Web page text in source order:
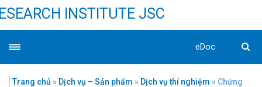
INSTITUTE JSC
eDoc
Trang chủ » Dịch vụ – Sản phẩm » Dịch vụ thí nghiệm » Chứng